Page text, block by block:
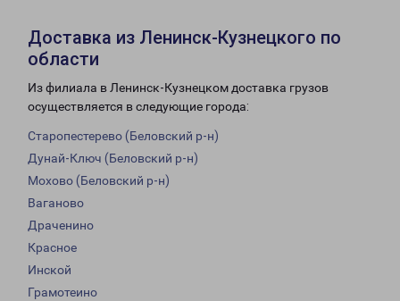
Доставка из Ленинск-Кузнецкого по
области
Из филиала в Ленинск-Кузнецком доставка грузов
осуществляется в следующие города:
Старопестерево (Беловский р-н)
Дунай-Ключ (Беловский р-н)
Мохово (Беловский р-н)
Ваганово
Драченино
Красное
Инской
Грамотеино